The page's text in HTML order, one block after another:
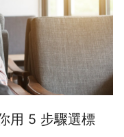
上現金股息殖利率因股價
月 18 日除息的國泰永續高
本月國泰永續高股息的
唯一淨
用 5 步驟選標